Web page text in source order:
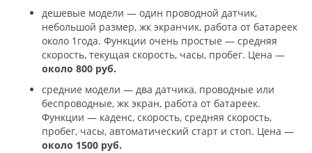
дешевые модели — один проводной датчик,
небольшой размер, жк экранчик, работа от батареек
около 1года. Функции очень простые — средняя
скорость, текущая скорость, часы, пробег. Цена —
около 800 руб.
средние модели — два датчика, проводные или
беспроводные, жк экран, работа от батареек.
Функции — каденс, скорость, средняя скорость,
пробег, часы, автоматический старт и стоп. Цена —
около 1500 руб.